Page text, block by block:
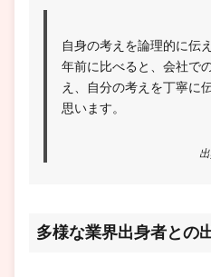
自身の考えを論理的に伝
年前に比べると、会社で
え、自分の考えを丁寧に
思います。
多様な業界出身者との